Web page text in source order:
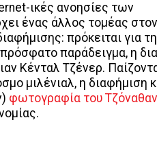
ικές ανοησίες των
ένας άλλος τομέας
πρόκειται για
παράδειγμα, η
Κένταλ Τζένερ.
μιλένιαλ, η διαφήμιση
φωτογραφία του